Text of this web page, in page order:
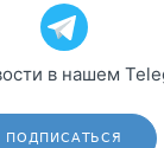
в нашем
ПОДПИСАТЬСЯ